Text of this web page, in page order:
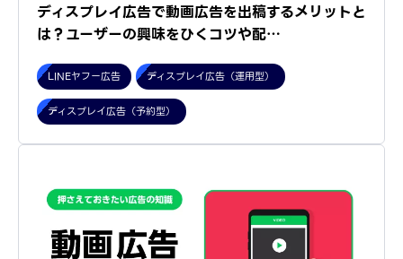
ディスプレイ広告で動画広告を出稿するメリットと
は？ユーザーの興味をひくコツや配…
LINEヤフー広告 ディスプレイ広告（運用型）
ディスプレイ広告（予約型）